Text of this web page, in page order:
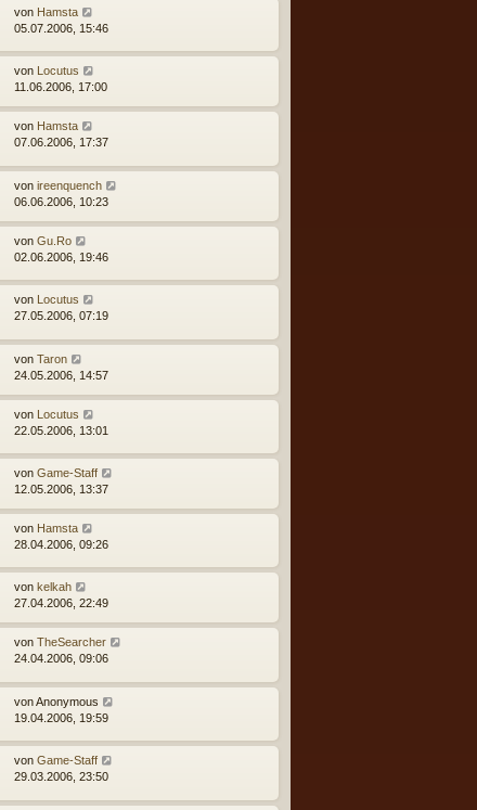
von Hamsta
05.07.2006, 15:46
von Locutus
11.06.2006, 17:00
von Hamsta
07.06.2006, 17:37
von ireenquench
06.06.2006, 10:23
von Gu.Ro
02.06.2006, 19:46
von
Locutus
27.05.2006, 07:19
von Taron
24.05.2006, 14:57
von Locutus
22.05.2006, 13:01
von Game-Staff
12.05.2006, 13:37
von Hamsta
28.04.2006, 09:26
von kelkah
27.04.2006, 22:49
von TheSearcher
24.04.2006, 09:06
vonAnonymous
19.04.2006, 19:59
von Game-Staff
29.03.2006, 23:50